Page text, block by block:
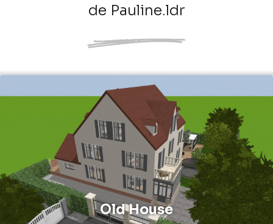
de Pauline.ldr
Old House